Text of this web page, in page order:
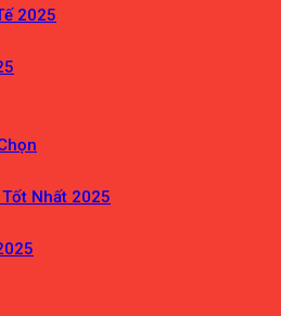
2025
Nhất 2025